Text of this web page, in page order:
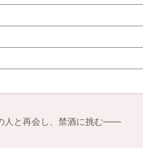
人と再会し、禁酒に挑む――